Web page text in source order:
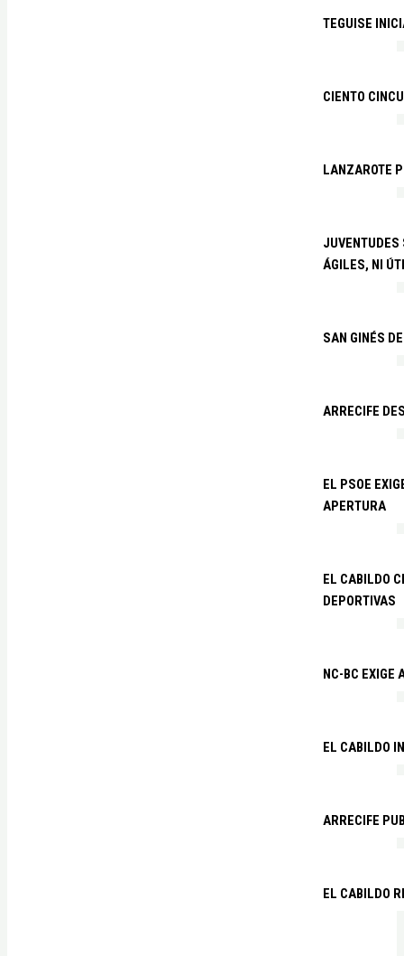
TEGUISE
CIENTO
LANZAROTE
JUVENTUDES
ÁGILES, NI
SAN GINÉS
ARRECIFE
EL PSOE
APERTURA
EL CABILDO
DEPORTIVAS
NC-BC EXIGE
EL CABILDO
ARRECIFE
EL CABILDO